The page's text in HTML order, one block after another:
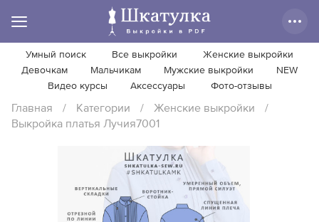
Умный поиск Все выкройки
Женские выкройки
Девочкам
Мальчикам Мужские выкройки
NEW
Видео курсы
Аксессуары Фото-отзывы
Главная / Категории / Женские выкройки
/
Выкройка платья Лучия7001